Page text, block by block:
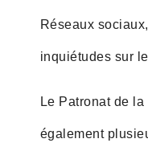
Réseaux
inquiétudes sur
Le Patronat de
également